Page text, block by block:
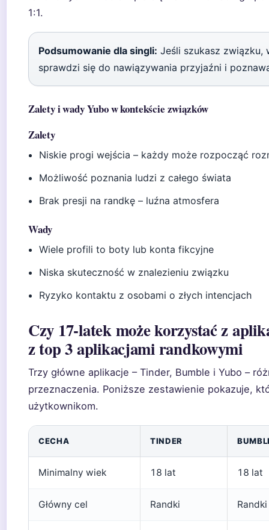
1:1.
Podsumowanie dla singli: Jeśli szukasz związku,
sprawdzi się do nawiązywania przyjaźni i
Zalety i wady Yubo w kontekście związków
Zalety
Niskie progi wejścia – każdy może rozpocząć
Możliwość poznania ludzi z całego świata
Brak presji na randkę – luźna atmosfera
Wady
Wiele profili to boty lub konta fikcyjne
Niska skuteczność w znalezieniu związku
Ryzyko kontaktu z osobami o złych intencjach
Czy 17-latek może korzystać z
z top 3 aplikacjami randkowymi
Trzy główne aplikacje – Tinder, Bumble i Yubo –
przeznaczenia. Poniższe zestawienie pokazuje,
użytkownikom.
CECHA TINDER
Minimalny wiek 18 lat 18 lat
Główny cel Randki